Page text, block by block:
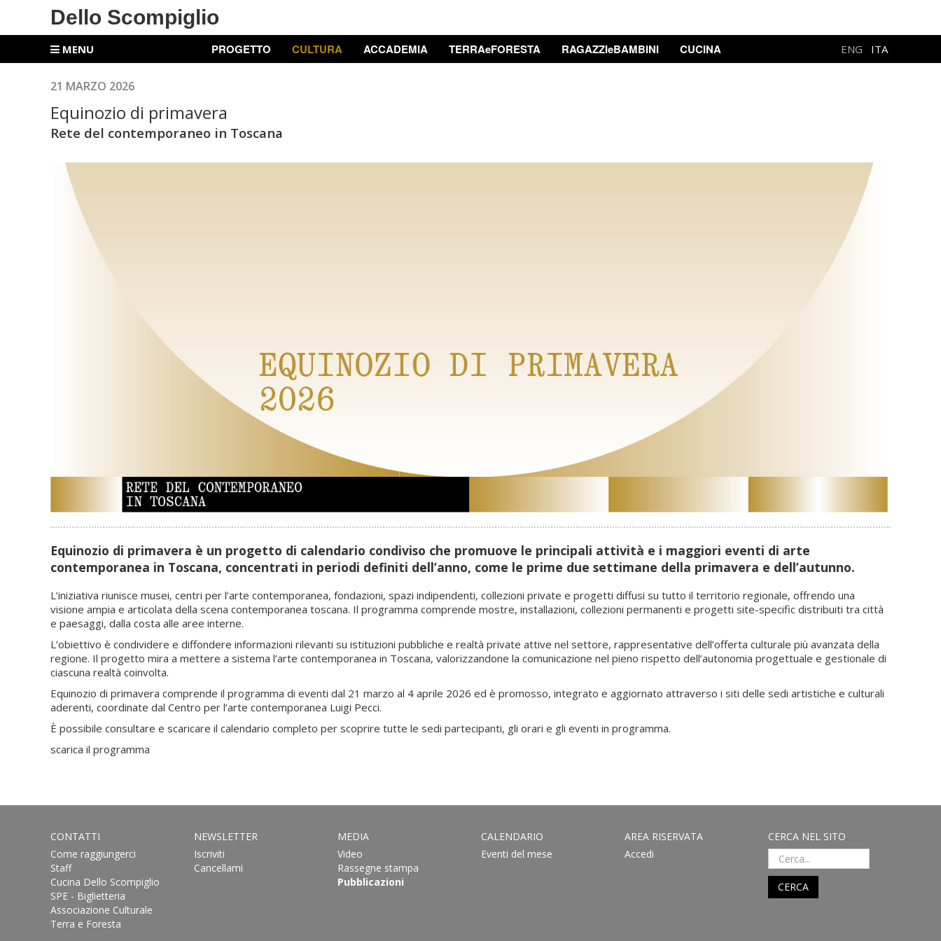
Dello Scompiglio
MENU PROGETTO CULTURA ACCADEMIA TERRAeFORESTA RAGAZZIeBAMBINI CUCINA ENG ITA
21 MARZO 2026
Equinozio di primavera
Rete del contemporaneo in Toscana
Equinozio di primavera è un progetto di calendario condiviso che promuove le principali attività e i maggiori eventi di arte
contemporanea in Toscana, concentrati in periodi definiti dell’anno, come le prime due settimane della primavera e dell’autunno.
L’iniziativa riunisce musei, centri per l’arte contemporanea, fondazioni, spazi indipendenti, collezioni private e progetti diffusi su tutto il territorio regionale, offrendo una
visione ampia e articolata della scena contemporanea toscana. Il programma comprende mostre, installazioni, collezioni permanenti e progetti site-specific distribuiti tra città
e paesaggi, dalla costa alle aree interne.
L’obiettivo è condividere e diffondere informazioni rilevanti su istituzioni pubbliche e realtà private attive nel settore, rappresentative dell’offerta culturale più avanzata della
regione. Il progetto mira a mettere a sistema l’arte contemporanea in Toscana, valorizzandone la comunicazione nel pieno rispetto dell’autonomia progettuale e gestionale di
ciascuna realtà coinvolta.
Equinozio di primavera comprende il programma di eventi dal 21 marzo al 4 aprile 2026 ed è promosso, integrato e aggiornato attraverso i siti delle sedi artistiche e culturali
aderenti, coordinate dal Centro per l’arte contemporanea Luigi Pecci.
È possibile consultare e scaricare il calendario completo per scoprire tutte le sedi partecipanti, gli orari e gli eventi in programma.
scarica il programma
CONTATTI
Come raggiungerci
Staff
Cucina Dello Scompiglio
SPE - Biglietteria
Associazione Culturale
Terra e Foresta
NEWSLETTER
Iscriviti
Cancellami
MEDIA
Video
Rassegne stampa
Pubblicazioni
CALENDARIO
Eventi del mese
AREA RISERVATA
Accedi
CERCA NEL SITO
CERCA